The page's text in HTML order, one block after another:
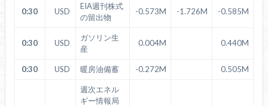
0:30 USD
EIA週刊株式
の留出物
-0.573M -1.726M -0.585M
0:30 USD
ガソリン生
産
0.004M 0.440M
0:30 USD 暖房油備蓄 -0.272M 0.505M
週次エネル
ギー情報局